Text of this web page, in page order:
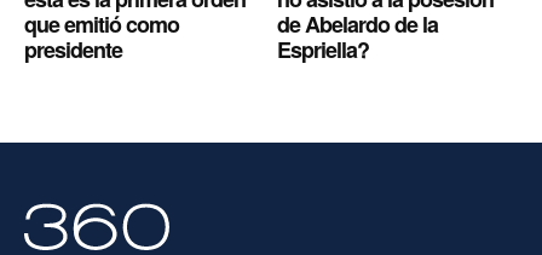
que emitió como
presidente
de Abelardo de la
Espriella?